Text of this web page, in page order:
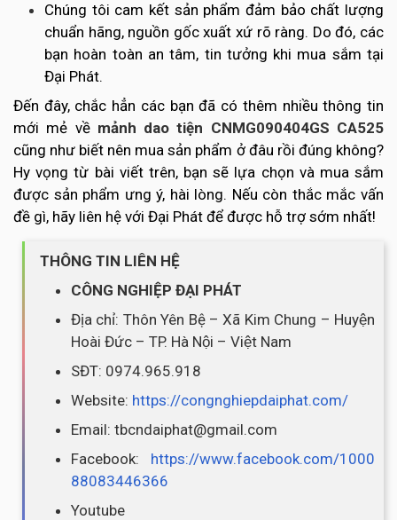
Chúng tôi cam kết sản phẩm đảm bảo chất lượng
chuẩn hãng, nguồn gốc xuất xứ rõ ràng. Do đó, các
bạn hoàn toàn an tâm, tin tưởng khi mua sắm tại
Đại Phát.
Đến đây, chắc hẳn các bạn đã có thêm nhiều thông tin
mới mẻ về mảnh dao tiện CNMG090404GS CA525
cũng như biết nên mua sản phẩm ở đâu rồi đúng không?
Hy vọng từ bài viết trên, bạn sẽ lựa chọn và mua sắm
được sản phẩm ưng ý, hài lòng. Nếu còn thắc mắc vấn
đề gì, hãy liên hệ với Đại Phát để được hỗ trợ sớm nhất!
THÔNG TIN LIÊN HỆ
CÔNG NGHIỆP ĐẠI PHÁT
Địa chỉ: Thôn Yên Bệ – Xã Kim Chung – Huyện
Hoài Đức – TP. Hà Nội – Việt Nam
SĐT: 0974.965.918
Website: https://congnghiepdaiphat.com/
Email: tbcndaiphat@gmail.com
Facebook: https://www.facebook.com/1000
88083446366
Youtube